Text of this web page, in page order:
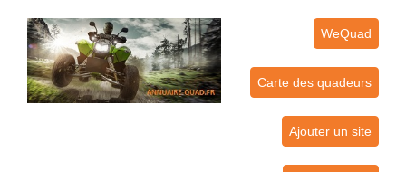
WeQuad
Carte des quadeurs
Ajouter un site